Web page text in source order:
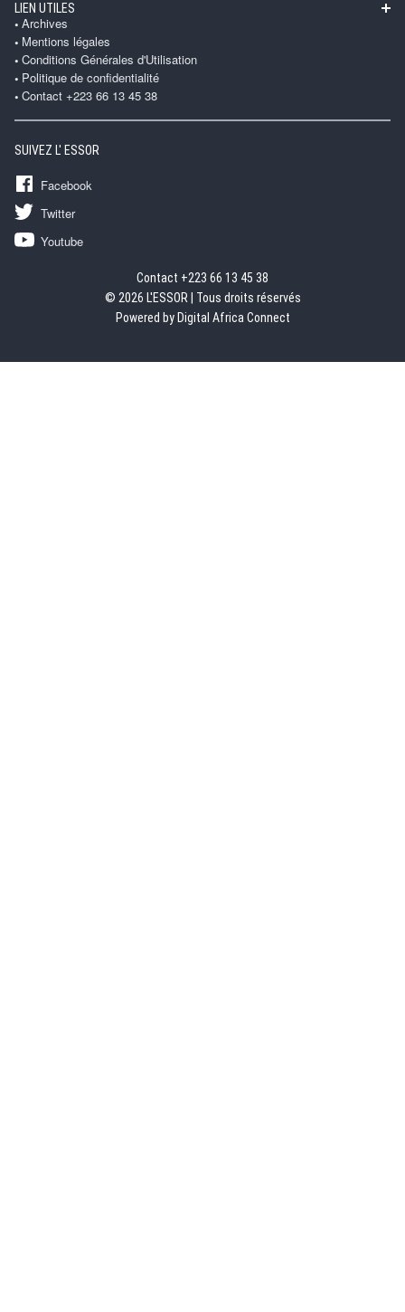
LIEN UTILES
Archives
Mentions légales
Conditions Générales d'Utilisation
Politique de confidentialité
Contact +223 66 13 45 38
SUIVEZ L' ESSOR
Facebook
Twitter
Youtube
Contact +223 66 13 45 38
© 2026 L'ESSOR | Tous droits réservés
Powered by Digital Africa Connect